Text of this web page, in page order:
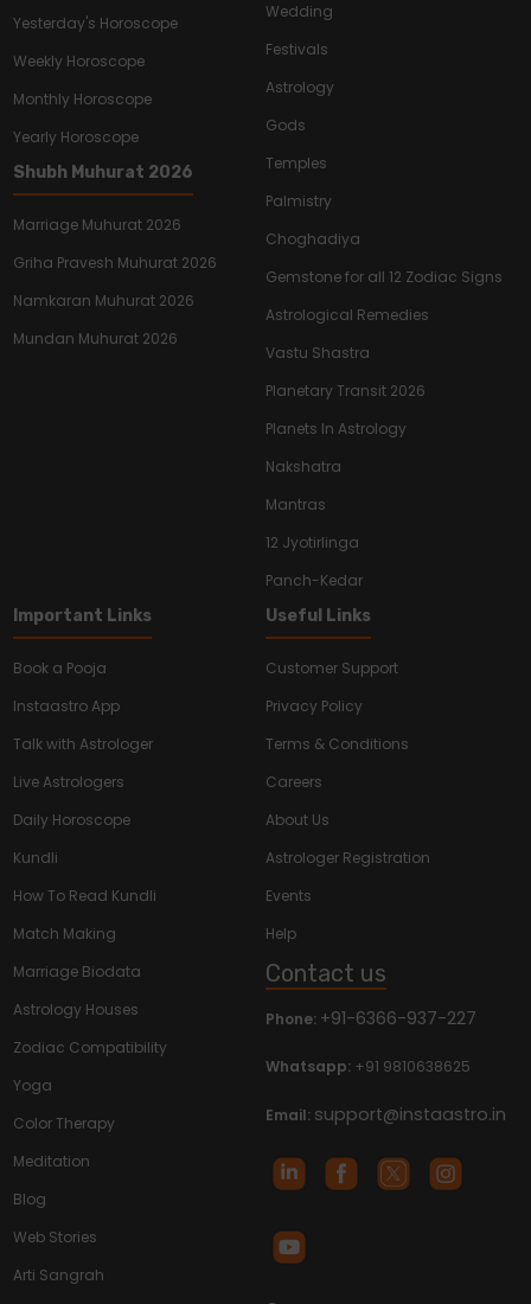
Yesterday's Horoscope
Weekly Horoscope
Monthly Horoscope
Yearly Horoscope
Shubh Muhurat 2026
Marriage Muhurat 2026
Griha Pravesh Muhurat 2026
Namkaran Muhurat 2026
Mundan Muhurat 2026
Wedding
Festivals
Astrology
Gods
Temples
Palmistry
Choghadiya
Gemstone for all 12 Zodiac Signs
Astrological Remedies
Vastu Shastra
Planetary Transit 2026
Planets In Astrology
Nakshatra
Mantras
12 Jyotirlinga
Panch-Kedar
Important Links
Book a Pooja
Instaastro App
Talk with Astrologer
Live Astrologers
Daily Horoscope
Kundli
How To Read Kundli
Match Making
Marriage Biodata
Astrology Houses
Zodiac Compatibility
Yoga
Color Therapy
Meditation
Blog
Web Stories
Arti Sangrah
Useful Links
Customer Support
Privacy Policy
Terms & Conditions
Careers
About Us
Astrologer Registration
Events
Help
Contact us
Phone: +91-6366-937-227
Whatsapp: +91 9810638625
Email: support@instaastro.in